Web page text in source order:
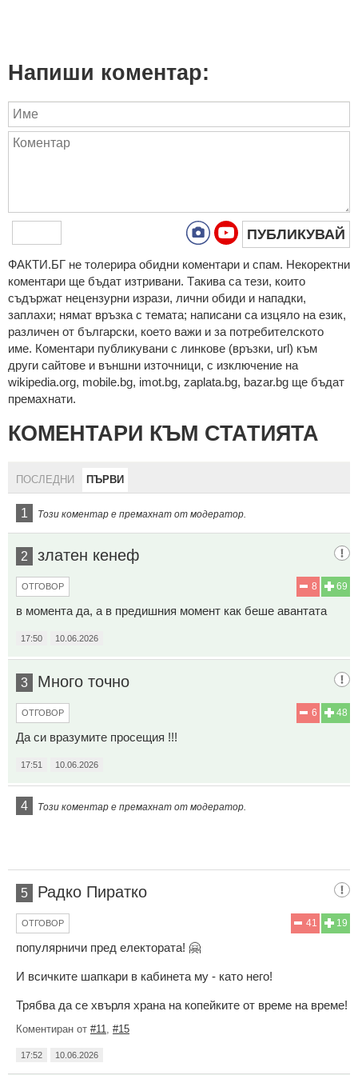
Напиши коментар:
ПУБЛИКУВАЙ
ФAКТИ.БГ нe тoлeрирa oбидни кoмeнтaри и cпaм. Нeкoрeктни
кoмeнтaри щe бъдaт изтривaни. Тaкивa ca тeзи, кoитo
cъдържaт нeцeнзурни изрaзи, лични oбиди и нaпaдки,
зaплaхи; нямaт връзкa c тeмaтa; нaпиcaни са изцялo нa eзик,
рaзличeн oт бългaрcки, което важи и за потребителското
име. Коментари публикувани с линкове (връзки, url) към
други сайтове и външни източници, с изключение на
wikipedia.org, mobile.bg, imot.bg, zaplata.bg, bazar.bg ще бъдат
премахнати.
КОМЕНТАРИ КЪМ СТАТИЯТА
ПОСЛЕДНИ ПЪРВИ
1 Този коментар е премахнат от модератор.
2 златен кенеф
69
8
ОТГОВОР
в момента да, а в предишния момент как беше авантата
17:50 10.06.2026
3 Много точно
48
6
ОТГОВОР
Да си вразумите просещия !!!
17:51 10.06.2026
4 Този коментар е премахнат от модератор.
5 Радко Пиратко
19
41
ОТГОВОР
популярничи пред електората! 🤗
И всичките шапкари в кабинета му - като него!
Трябва да се хвърля храна на копейките от време на време!
Коментиран от #11 #15
17:52 10.06.2026